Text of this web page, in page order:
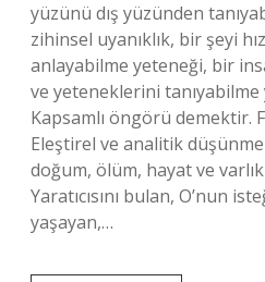
yüzünü dış yüzünden
zihinsel uyanıklık, bir şeyi
anlayabilme yeteneği, bir
ve yeteneklerini
Kapsamlı öngörü demektir.
Eleştirel ve analitik
doğum, ölüm, hayat ve
Yaratıcısını bulan, O’nun
yaşayan,…